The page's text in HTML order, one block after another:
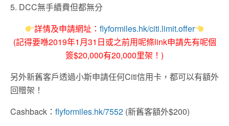
5. DCC無手續費但都無分
詳情及申請網址： flyformiles.hk/citi.limit.offer
(記得要喺2019年1月31日或之前用呢條link申請先有呢個
簽$20,000有20,000里架！)
另外新舊客戶透過小斯申請任何Citi信用卡，都可以有額外
回贈架！
Cashback： flyformiles.hk/7552 (新舊客額外$200)